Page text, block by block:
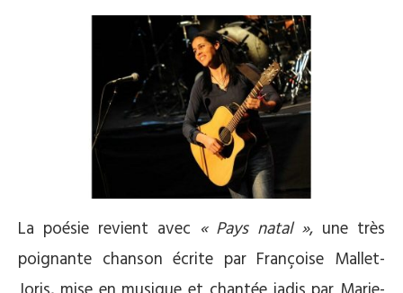
La poésie revient avec « Pays natal », une très
poignante chanson écrite par Françoise Mallet-